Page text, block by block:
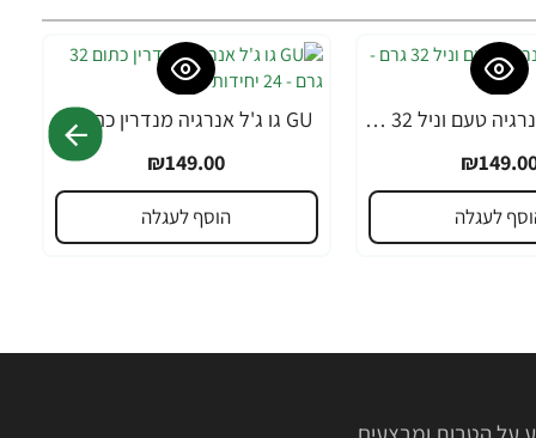
GU גו ג'ל אנרגיה טעם וניל 32 גרם - 24 יחידות
לעגלה
GU גו ג'ל אנרגיה מנדרין כתום 32 גרם - 24 יחידות
₪149.00
הוסף לעגלה